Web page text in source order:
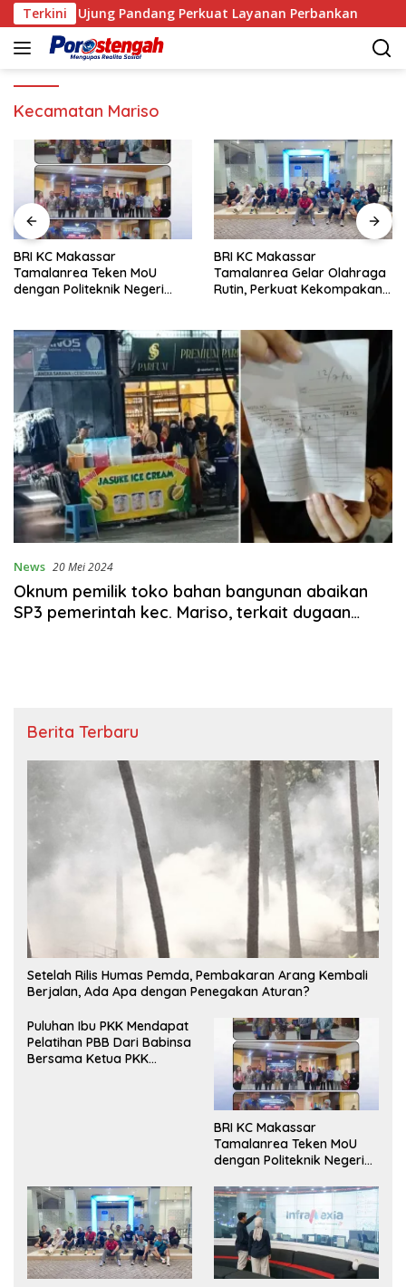
Langsung
ke
konten
TerkiniUjung Pandang Perkuat Layanan Perbankan
Kecamatan Mariso
BRI KC Makassar
Tamalanrea Teken MoU
dengan Politeknik Negeri
BRI KC Makassar
Tamalanrea Gelar Olahraga
Rutin, Perkuat Kekompakan
News 20 Mei 2024
Oknum pemilik toko bahan bangunan abaikan
SP3 pemerintah kec. Mariso, terkait dugaan
Berita Terbaru
Setelah Rilis Humas Pemda, Pembakaran Arang Kembali
Berjalan, Ada Apa dengan Penegakan Aturan?
Puluhan Ibu PKK Mendapat
Pelatihan PBB Dari Babinsa
Bersama Ketua PKK
BRI KC Makassar
Tamalanrea Teken MoU
dengan Politeknik Negeri
Layanan Perbankan